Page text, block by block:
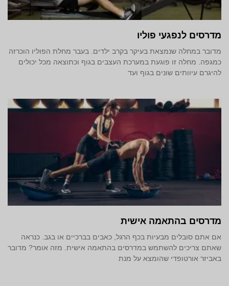
מדרסים לנפגעי פוליו
מדובר במחלה שנמצאת בעיקר בקרב ילדים. בעבר מחלת הפוליו הוכרזה
כמגפה. מחלה זו פוגעת במערכת העצבים בגוף וכתוצאה מכל יכולים
להיגרם עיוותים שונים בגוף ועד
מדרסים בהתאמה אישית
אם אתם סובלים מבעיות בכף הרגל, כאבים בברכיים או בגב. כנראה
שאתם צריכים להשתמש במדרסים בהתאמה אישית. מזה אומר? מדובר
באביזר אורטופדי שהומצא על מנת